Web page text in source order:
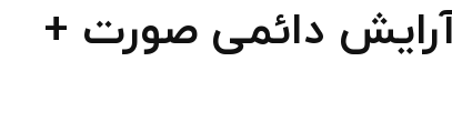
مدل آرایش دائمی صورت +